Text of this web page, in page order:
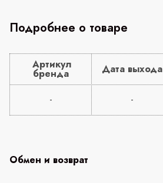
Подробнее о товаре
Артикул
бренда Дата выхода
-
-
Обмен и возврат